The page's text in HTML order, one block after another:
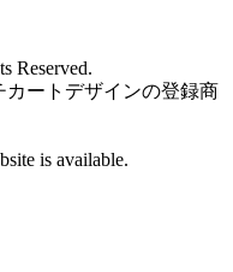
Reserved.
カートデザインの登録商
is available.